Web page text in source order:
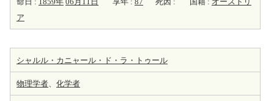
ア
シャルル・カニャール・ド・ラ・トゥール
物理学者、 化学者